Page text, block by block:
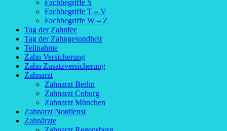
Fachbegriffe S
Fachbegriffe T – V
Fachbegriffe W – Z
Tag der Zahnfee
Tag der Zahngesundheit
Teilnahme
Zahn Versicherung
Zahn Zusatzversicherung
Zahnarzt
Zahnarzt Berlin
Zahnarzt Coburg
Zahnarzt München
Zahnarzt Notdienst
Zahnärzte